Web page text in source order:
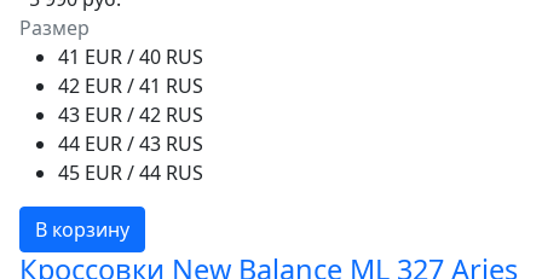
Размер
41 EUR / 40 RUS
42 EUR / 41 RUS
43 EUR / 42 RUS
44 EUR / 43 RUS
45 EUR / 44 RUS
В корзину
Кроссовки New Balance ML 327 Aries